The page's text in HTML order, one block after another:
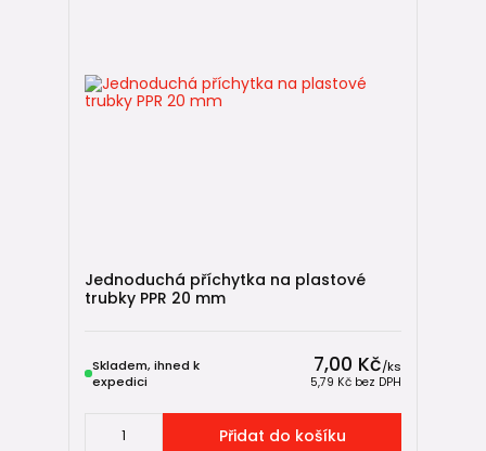
Jednoduchá příchytka na plastové
trubky PPR 20 mm
7,00 Kč/ks
5,79 Kč bez DPH
Skladem, ihned k
expedici
Přidat do košíku